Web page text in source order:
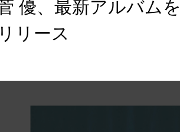
優、最新アルバム
リース